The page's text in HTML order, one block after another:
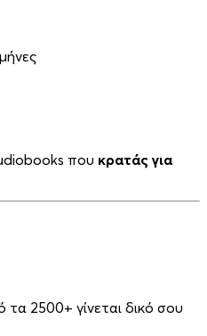
που κρατάς για
2500+ γίνεται δικό σου